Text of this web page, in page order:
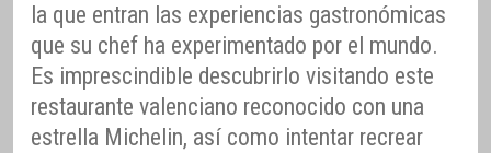
la que entran las experiencias gastronómicas
que su chef ha experimentado por el mundo.
Es imprescindible descubrirlo visitando este
restaurante valenciano reconocido con una
estrella Michelin, así como intentar recrear